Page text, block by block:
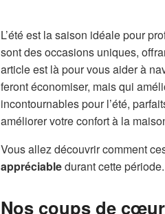
L’été est la saison idéale pour
sont des occasions uniques,
article est là pour vous aider à
feront économiser, mais qui
incontournables pour l’été,
améliorer votre confort à la
Vous allez découvrir comment
appréciabledurant cette période.
Nos coups de cœur